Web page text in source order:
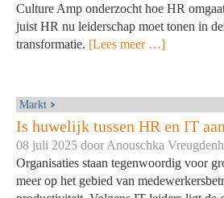
Culture Amp onderzocht hoe HR
juist HR nu leiderschap moet tonen in
transformatie. [Lees meer …]
Markt
Is huwelijk tussen HR en IT
08 juli 2025 door Anouschka
Organisaties staan tegenwoordig voor
meer op het gebied van